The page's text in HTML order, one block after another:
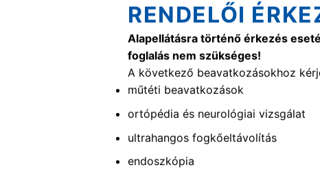
RENDELŐI
Alapellátásra történő érkezés
foglalás nem szükséges!
A következő beavatkozásokhoz
műtéti beavatkozások
ortópédia és neurológiai vizsgálat
ultrahangos fogkőeltávolítás
endoszkópia